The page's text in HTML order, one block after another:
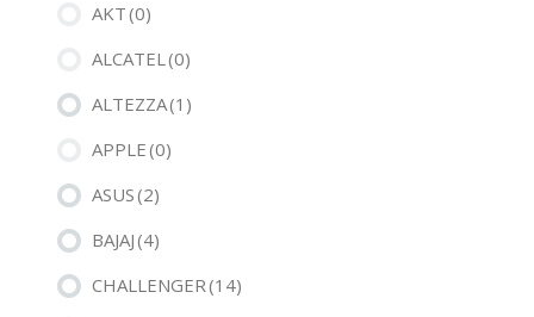
AKT(0)
ALCATEL(0)
ALTEZZA(1)
APPLE(0)
ASUS(2)
BAJAJ(4)
CHALLENGER(14)